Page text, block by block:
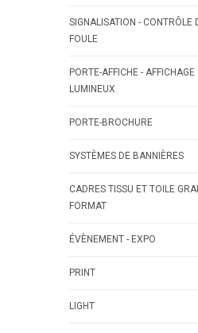
SIGNALISATION - CONTRÔLE
FOULE
PORTE-AFFICHE - AFFICHAGE
LUMINEUX
PORTE-BROCHURE
SYSTÈMES DE BANNIÈRES
CADRES TISSU ET TOILE
FORMAT
ÉVÈNEMENT - EXPO
PRINT
LIGHT